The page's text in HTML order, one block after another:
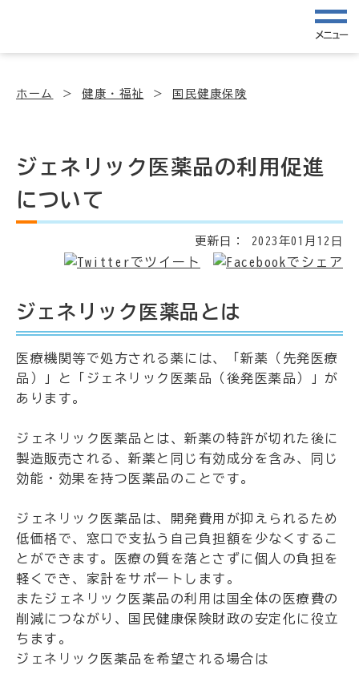
メニュー
ホーム 健康・福祉 国民健康保険
ジェネリック医薬品の利用促進
について
更新日： 2023年01月12日
ジェネリック医薬品とは
医療機関等で処方される薬には、「新薬（先発医療
品）」と「ジェネリック医薬品（後発医薬品）」が
あります。
ジェネリック医薬品とは、新薬の特許が切れた後に
製造販売される、新薬と同じ有効成分を含み、同じ
効能・効果を持つ医薬品のことです。
ジェネリック医薬品は、開発費用が抑えられるため
低価格で、窓口で支払う自己負担額を少なくするこ
とができます。医療の質を落とさずに個人の負担を
軽くでき、家計をサポートします。
またジェネリック医薬品の利用は国全体の医療費の
削減につながり、国民健康保険財政の安定化に役立
ちます。
ジェネリック医薬品を希望される場合は